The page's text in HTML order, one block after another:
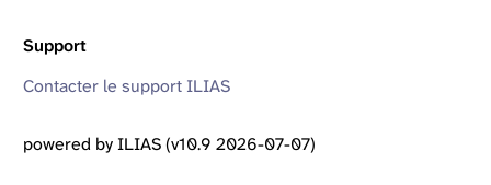
Support
Contacter le support ILIAS
powered by ILIAS (v10.9 2026-07-07)